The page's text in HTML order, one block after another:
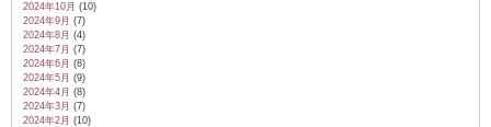
2024年10月 (10)
2024年9月 (7)
2024年8月 (4)
2024年7月 (7)
2024年6月 (8)
2024年5月 (9)
2024年4月 (8)
2024年3月 (7)
2024年2月 (10)